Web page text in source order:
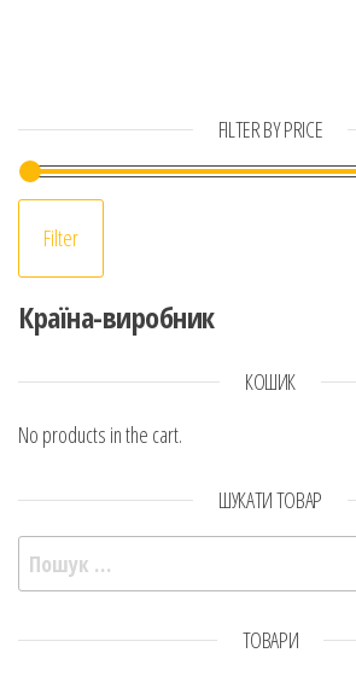
FILTER BY PRICE
Filter
Країна-виробник
КОШИК
No products in the cart.
ШУКАТИ ТОВАР
Пошук:
ТОВАРИ